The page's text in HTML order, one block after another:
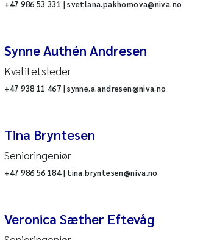
+47 986 53 331 | svetlana.pakhomova@niva.no
Synne Authén Andresen
Kvalitetsleder
+47 938 11 467 | synne.a.andresen@niva.no
Tina Bryntesen
Senioringeniør
+47 986 56 184 | tina.bryntesen@niva.no
Veronica Sæther Eftevåg